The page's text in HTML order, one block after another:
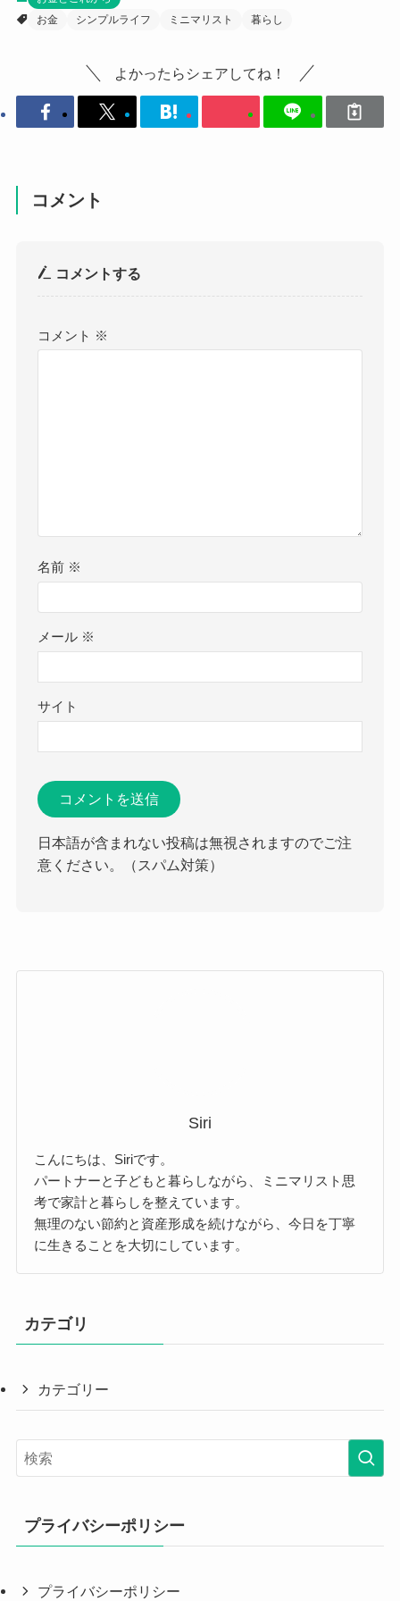
お金
シンプルライフ ミニマリスト 暮らし
よかったらシェアしてね！
コメント
コメントする
コメント ※
名前 ※
メール ※
サイト
日本語が含まれない投稿は無視されますのでご注
意ください。（スパム対策）
Siri
こんにちは、Siriです。
パートナーと子どもと暮らしながら、ミニマリスト思
考で家計と暮らしを整えています。
無理のない節約と資産形成を続けながら、今日を丁寧
に生きることを大切にしています。
カテゴリ
カテゴリー
プライバシーポリシー
プライバシーポリシー